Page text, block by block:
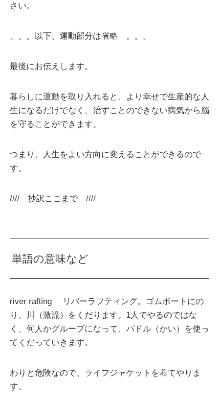
さい。
。。。以下、運動部分は省略 。。。
最後にお伝えします。
暮らしに運動を取り入れると、より幸せで生産的な人
生になるだけでなく、治すことのできない病気から脳
を守ることができます。
つまり、人生をよい方向に変えることができるので
す。
//// 抄訳ここまで ////
単語の意味など
river rafting リバーラフティング。ゴムボートにの
り、川（激流）をくだります。1人でやるのではな
く、何人かグループになって、パドル（かい）を使っ
てくだっていきます。
わりと危険なので、ライフジャケットを着てやりま
す。